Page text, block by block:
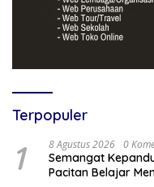
Terpopuler
1 8 Agustus 2026 0
Semangat
Pacitan Belajar